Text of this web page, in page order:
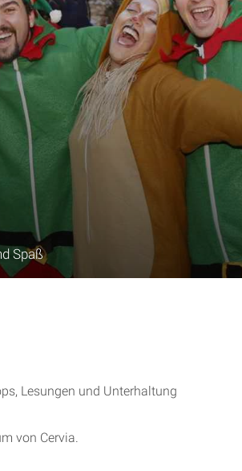
Spaß
Lesungen und Unterhaltung
von Cervia.